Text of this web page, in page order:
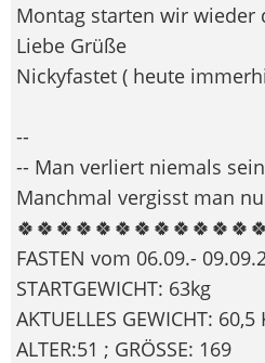
Montag starten wir
Liebe Grüße
Nickyfastet ( heute
--
-- Man verliert niemals
Manchmal vergisst man
FASTEN vom 06.09.-
STARTGEWICHT: 63kg
AKTUELLES GEWICHT: 60,5
ALTER:51 ; GRÖSSE: 169